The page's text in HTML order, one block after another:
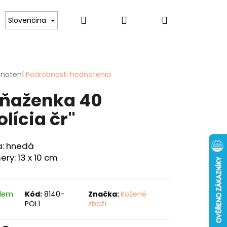
psov Pre ženy Hobby
Slovenčina Hľadať PrihlásenieNákupný
Podrobnosti hodnotenia
40
čr"
hnedá
13 x 10 cm
Kód: 8140-
POL1
Značka:Kožené
zboží